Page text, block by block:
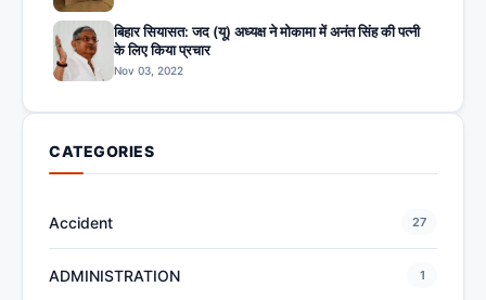
बिहार सियासत: जद (यू) अध्यक्ष ने मोकामा में अनंत सिंह की पत्नी
के लिए किया प्रचार
Nov 03, 2022
CATEGORIES
Accident 27
ADMINISTRATION 1